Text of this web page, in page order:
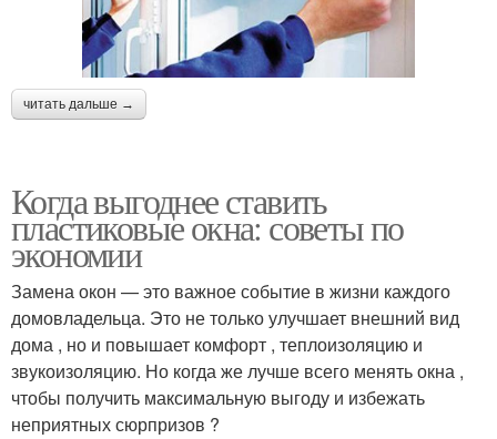
читать дальше →
Когда выгоднее ставить
пластиковые окна: советы по
экономии
Замена окон — это важное событие в жизни каждого
домовладельца. Это не только улучшает внешний вид
дома , но и повышает комфорт , теплоизоляцию и
звукоизоляцию. Но когда же лучше всего менять окна ,
чтобы получить максимальную выгоду и избежать
неприятных сюрпризов ?